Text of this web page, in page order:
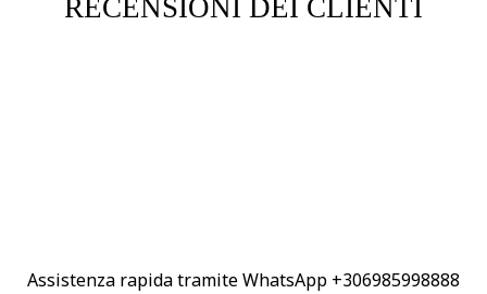
RECENSIONI DEI CLIENTI
Assistenza rapida tramite WhatsApp +306985998888